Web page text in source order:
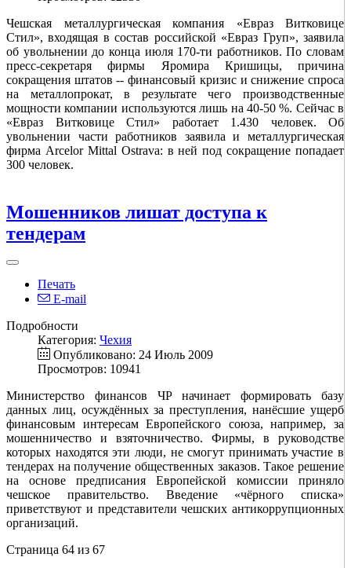
Чешская металлургическая компания «Евраз Витковице
Стил», входящая в состав российской «Евраз Груп», заявила
об увольнении до конца июля 170-ти работников. По словам
пресс-секретаря фирмы Яромира Кришицы, причина
сокращения штатов -- финансовый кризис и снижение спроса
на металлопрокат, в результате чего производственные
мощности компании используются лишь на 40-50 %. Сейчас в
«Евраз Витковице Стил» работает 1.430 человек. Об
увольнении части работников заявила и металлургическая
фирма Arcelor Mittal Ostrava: в ней под сокращение попадает
300 человек.
Мошенников лишат доступа к
тендерам
Печать
E-mail
Подробности
Категория: Чехия
Опубликовано: 24 Июль 2009
Просмотров: 10941
Министерство финансов ЧР начинает формировать базу
данных лиц, осуждённых за преступления, нанёсшие ущерб
финансовым интересам Европейского союза, например, за
мошенничество и взяточничество. Фирмы, в руководстве
которых находятся эти люди, не смогут принимать участие в
тендерах на получение общественных заказов. Такое решение
на основе предписания Европейской комиссии приняло
чешское правительство. Введение «чёрного списка»
приветствуют и представители чешских антикоррупционных
организаций.
Страница 64 из 67